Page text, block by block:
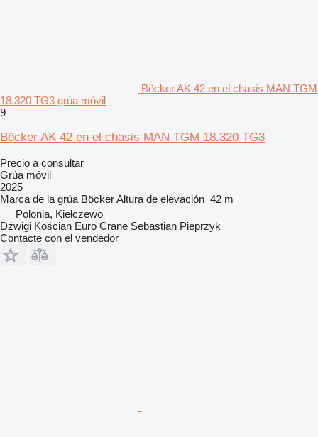
Böcker AK 42 en el chasis MAN TGM
18.320 TG3 grúa móvil
9
Böcker AK 42 en el chasis MAN TGM 18.320 TG3
Precio a consultar
Grúa móvil
2025
Marca de la grúa BöckerAltura de elevación 42 m
Polonia, Kiełczewo
Dźwigi Kościan Euro Crane Sebastian Pieprzyk
Contacte con el vendedor